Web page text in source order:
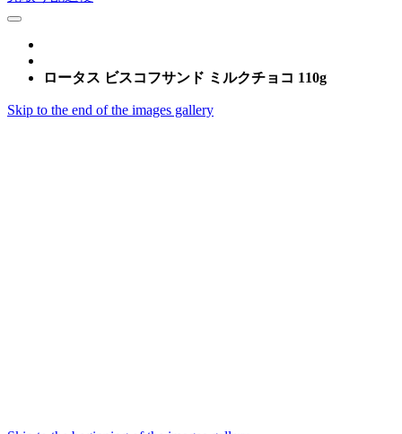
ロータス ビスコフサンド ミルクチョコ 110g
Skip to the end of the images gallery